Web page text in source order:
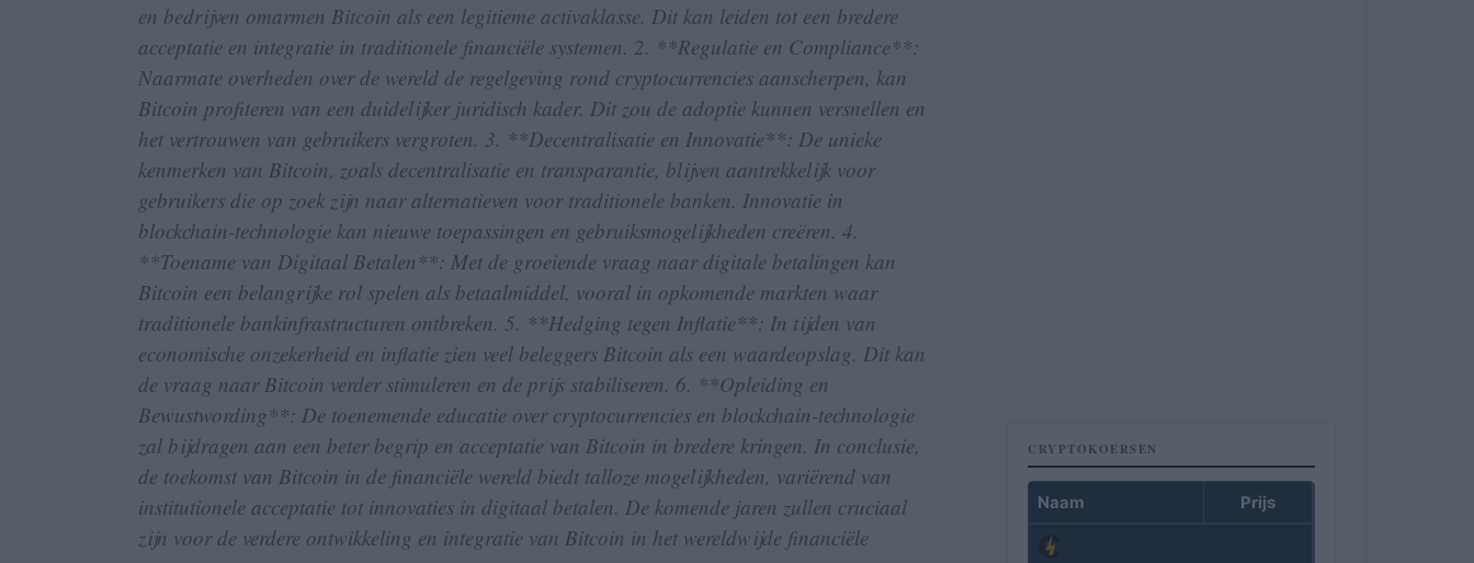
en bedrijven omarmen Bitcoin als een legitieme activaklasse. Dit kan leiden tot een bredere
acceptatie en integratie in traditionele financiële systemen. 2. **Regulatie en Compliance**:
Naarmate overheden over de wereld de regelgeving rond cryptocurrencies aanscherpen, kan
Bitcoin profiteren van een duidelijker juridisch kader. Dit zou de adoptie kunnen versnellen en
het vertrouwen van gebruikers vergroten. 3. **Decentralisatie en Innovatie**: De unieke
kenmerken van Bitcoin, zoals decentralisatie en transparantie, blijven aantrekkelijk voor
gebruikers die op zoek zijn naar alternatieven voor traditionele banken. Innovatie in
blockchain-technologie kan nieuwe toepassingen en gebruiksmogelijkheden creëren. 4.
**Toename van Digitaal Betalen**: Met de groeiende vraag naar digitale betalingen kan
Bitcoin een belangrijke rol spelen als betaalmiddel, vooral in opkomende markten waar
traditionele bankinfrastructuren ontbreken. 5. **Hedging tegen Inflatie**: In tijden van
economische onzekerheid en inflatie zien veel beleggers Bitcoin als een waardeopslag. Dit kan
de vraag naar Bitcoin verder stimuleren en de prijs stabiliseren. 6. **Opleiding en
Bewustwording**: De toenemende educatie over cryptocurrencies en blockchain-technologie
zal bijdragen aan een beter begrip en acceptatie van Bitcoin in bredere kringen. In conclusie,
de toekomst van Bitcoin in de financiële wereld biedt talloze mogelijkheden, variërend van
institutionele acceptatie tot innovaties in digitaal betalen. De komende jaren zullen cruciaal
zijn voor de verdere ontwikkeling en integratie van Bitcoin in het wereldwijde financiële
CRYPTOKOERSEN
Naam Prijs